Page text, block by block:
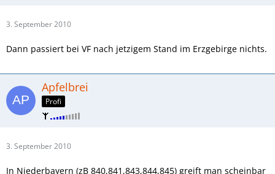
3. September 2010
Dann passiert bei VF nach jetzigem Stand im Erzgebirge nichts.
Apfelbrei
Profi
3. September 2010
In Niederbayern (zB 840,841,843,844,845) greift man scheinbar